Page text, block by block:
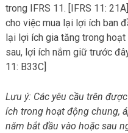
trong IFRS 11. [IFRS 11:
cho việc mua lại lợi ích ban
lại lợi ích gia tăng trong
sau, lợi ích nắm giữ trước
11: B33C]
Lưu ý: Các yêu cầu trên
ích trong hoạt động chung,
năm bắt đầu vào hoặc sau